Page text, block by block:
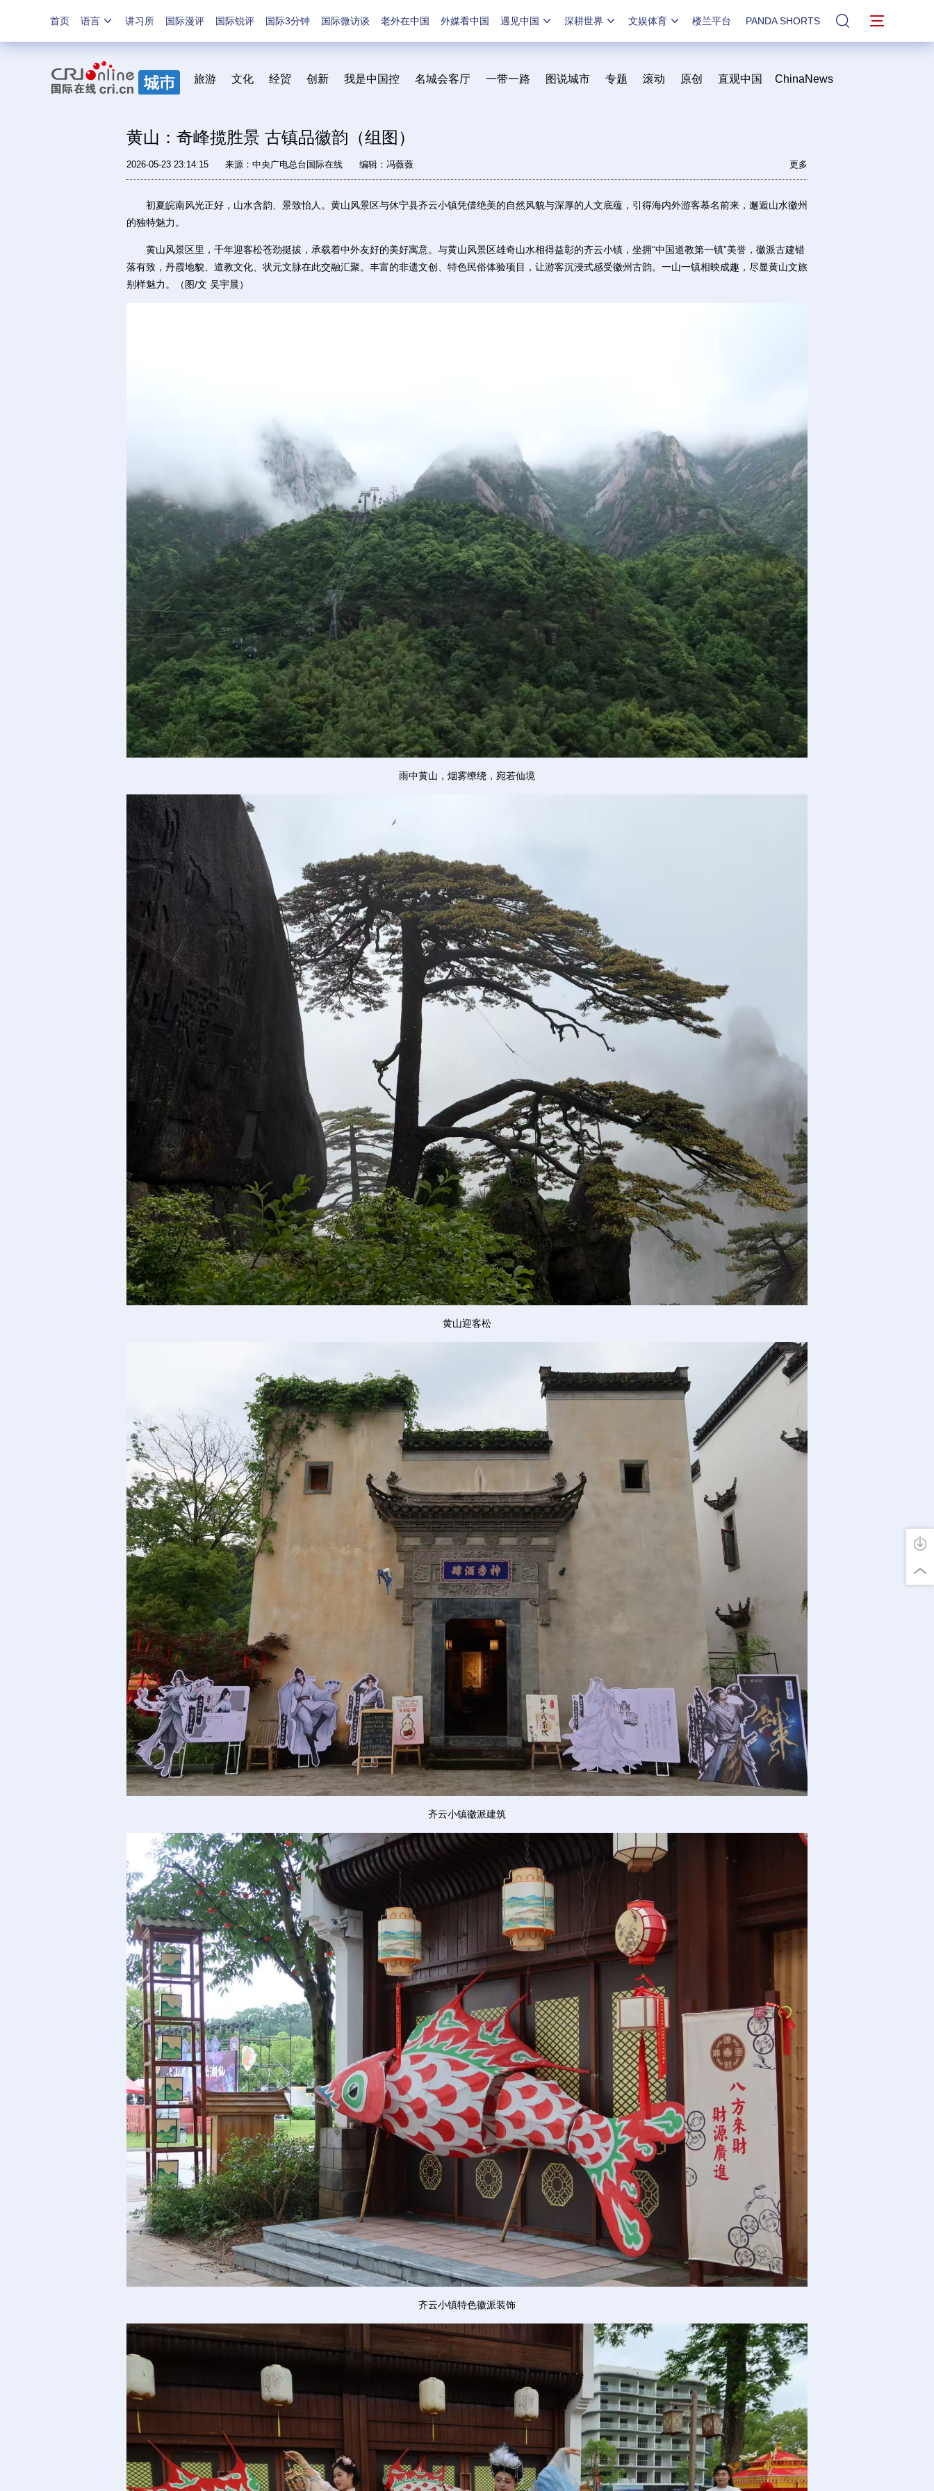
首页 语言 讲习所 国际漫评 国际锐评 国际3分钟 国际微访谈 老外在中国 外媒看中国 遇见中国 深耕世界 文娱体育 楼兰平台 PANDA SHORTS 站内搜索
旅游 文化 经贸 创新 我是中国控 名城会客厅 一带一路 图说城市 专题 滚动 原创 直观中国 ChinaNews
黄山：奇峰揽胜景 古镇品徽韵（组图）
2026-05-23 23:14:15 来源：中央广电总台国际在线 编辑：冯薇薇 更多
初夏皖南风光正好，山水含韵、景致怡人。黄山风景区与休宁县齐云小镇凭借绝美的自然风貌与深厚的人文底蕴，引得海内外游客慕名前来，邂逅山水徽州
的独特魅力。
黄山风景区里，千年迎客松苍劲挺拔，承载着中外友好的美好寓意。与黄山风景区雄奇山水相得益彰的齐云小镇，坐拥“中国道教第一镇”美誉，徽派古建错
落有致，丹霞地貌、道教文化、状元文脉在此交融汇聚。丰富的非遗文创、特色民俗体验项目，让游客沉浸式感受徽州古韵。一山一镇相映成趣，尽显黄山文旅
别样魅力。（图/文 吴宇晨）
雨中黄山，烟雾缭绕，宛若仙境
黄山迎客松
齐云小镇徽派建筑
齐云小镇特色徽派装饰